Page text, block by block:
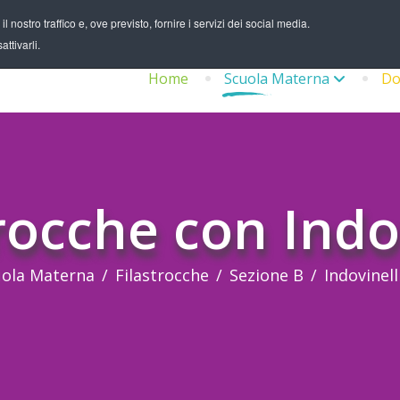
traffico e, ove previsto, fornire i servizi dei social media.
Home Scuola Materna
con
Materna Filastrocche Sezione B